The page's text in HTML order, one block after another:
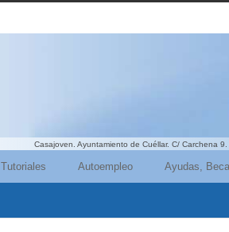
Casajoven. Ayuntamiento de Cuéllar. C/ Carchena
Tutoriales Autoempleo Ayudas,